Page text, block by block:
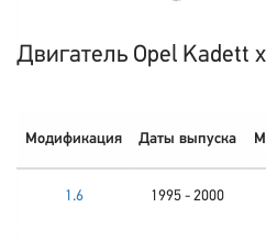
Двигатель Opel Kadett
Модификация Даты выпуска
1.6 1995 - 2000